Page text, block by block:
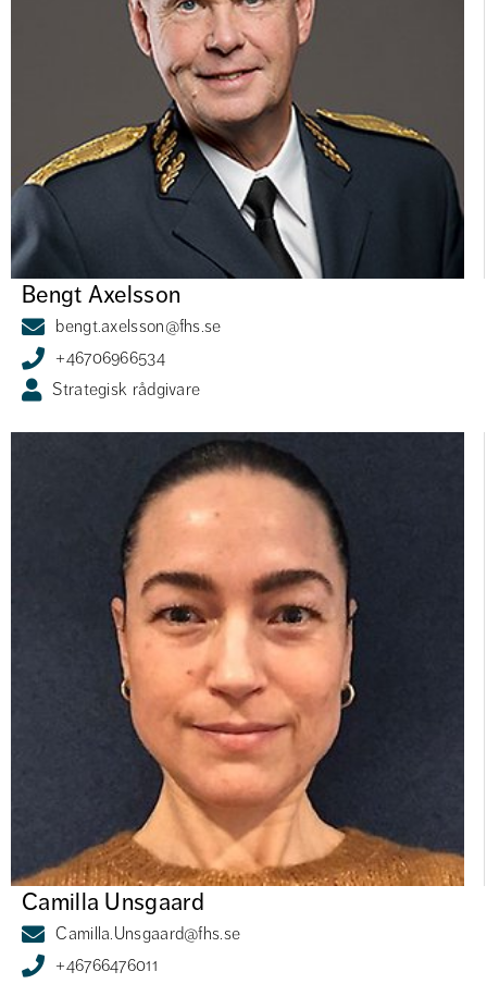
Bengt Axelsson
bengt.axelsson@fhs.se
+46706966534
Strategisk rådgivare
Camilla Unsgaard
Camilla.Unsgaard@fhs.se
+46766476011